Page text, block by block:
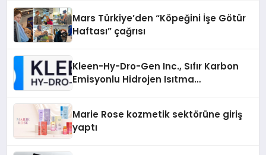
Mars Türkiye’den “Köpeğini İşe Götür
Haftası” çağrısı
Kleen-Hy-Dro-Gen Inc., Sıfır Karbon
Emisyonlu Hidrojen Isıtma
Marie Rose kozmetik sektörüne giriş
yaptı